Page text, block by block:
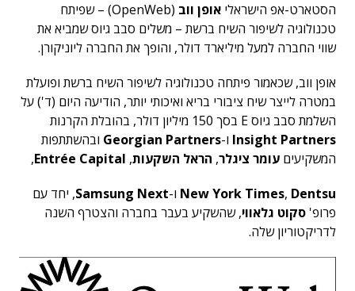
הסטארט-אפ הישראלי אופן ווב
(OpenWeb) – שפיתח
טכנולוגיה לשיפור השיח ברשת – משלים סבב גיוס שמביא את
שווי החברה למעל מיליארד דולר, והופך את החברה ליוניקורן.
אופן ווב, שכאמור פיתחה טכנולוגיה לשיפור השיח ברשת ופועלת
במטרה לייצר שיח ציבורי בריא ואיכותי יותר, הודיעה היום (ד') על
השלמת סבב גיוס E בסך 150 מיליון דולר, בהובלת הקרנות
Insight Partners ו-Georgian Partners ובהשתתפות
המשקיעים עומר ציגלר, הראל השקעות,
Entrée Capital
,
New York Times, Dentsu ו-Samsung Next, יחד עם
פרופ' סקוט גלאווי, שהשקיע בעבר בחברה והצטרף השנה
לדריקטוריון שלה.